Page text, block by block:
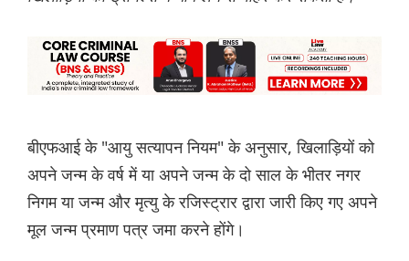
बीएफआई के "आयु सत्यापन नियम" के अनुसार, खिलाड़ियों को
अपने जन्म के वर्ष में या अपने जन्म के दो साल के भीतर नगर
निगम या जन्म और मृत्यु के रजिस्ट्रार द्वारा जारी किए गए अपने
मूल जन्म प्रमाण पत्र जमा करने होंगे।